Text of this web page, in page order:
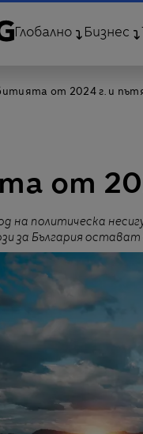
Глобално Бизнес
от 2024 г. и
от
на политическа
за България